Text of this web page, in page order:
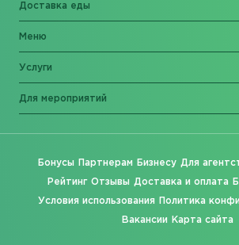
Доставка еды
Меню
Услуги
Для мероприятий
Бонусы Партнерам Бизнесу Для
Рейтинг Отзывы Доставка и оплата
Условия использования Политика
Вакансии Карта сайта